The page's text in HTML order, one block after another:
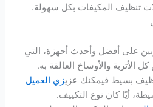
تنظيف المكيفات بكل سهولة.
على أفضل وأحدث أجهزة، التي
والأوساخ العالقة به.
بسيط فيمكنك عزيزي العميل
أيًا كان نوع التكييف.